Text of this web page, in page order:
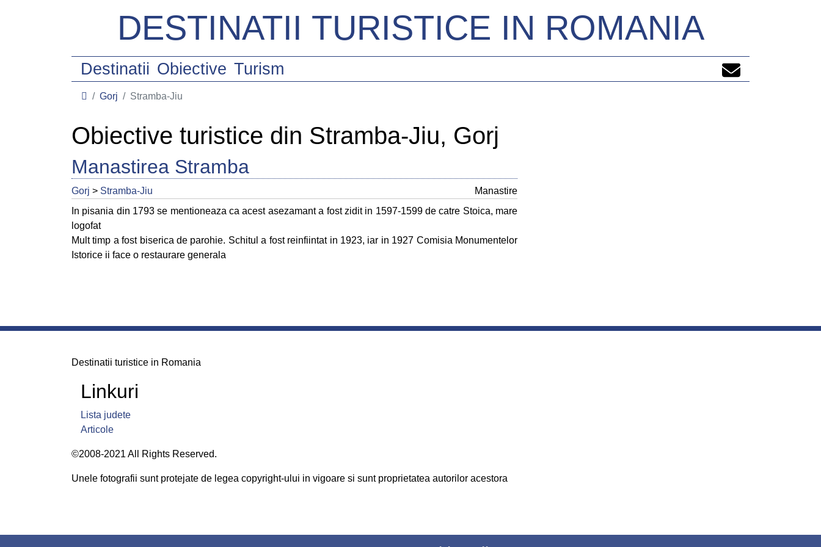
DESTINATII TURISTICE IN ROMANIA
Destinatii Obiective Turism
Gorj Stramba-Jiu
Obiective turistice din Stramba-Jiu, Gorj
Manastirea Stramba
Gorj > Stramba-Jiu
Manastire
In pisania din 1793 se mentioneaza ca acest asezamant a fost zidit in 1597-1599 de catre Stoica, mare
logofat
Mult timp a fost biserica de parohie. Schitul a fost reinfiintat in 1923, iar in 1927 Comisia Monumentelor
Istorice ii face o restaurare generala
Destinatii turistice in Romania
Linkuri
Lista judete
Articole
©2008-2021 All Rights Reserved.
Unele fotografii sunt protejate de legea copyright-ului in vigoare si sunt proprietatea autorilor acestora